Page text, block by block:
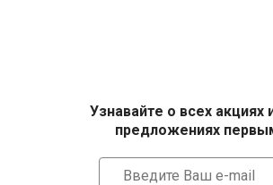
Узнавайте о всех акциях
предложениях